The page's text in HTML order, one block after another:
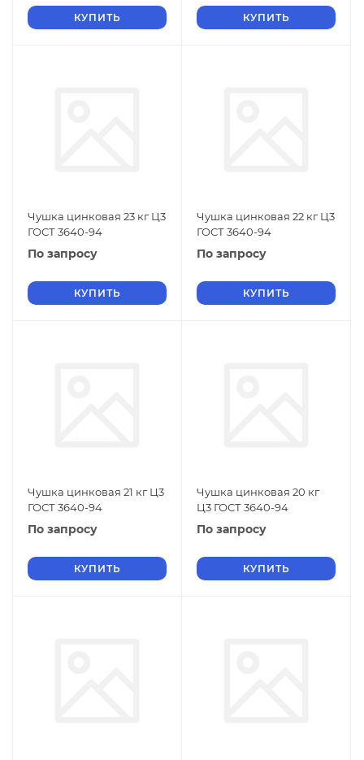
КУПИТЬ КУПИТЬ
Чушка цинковая 23 кг Ц3
ГОСТ 3640-94
По запросу
КУПИТЬ
Чушка цинковая 22 кг Ц3
ГОСТ 3640-94
По запросу
КУПИТЬ
Чушка цинковая 21 кг Ц3
ГОСТ 3640-94
По запросу
КУПИТЬ
Чушка цинковая 20 кг
Ц3 ГОСТ 3640-94
По запросу
КУПИТЬ